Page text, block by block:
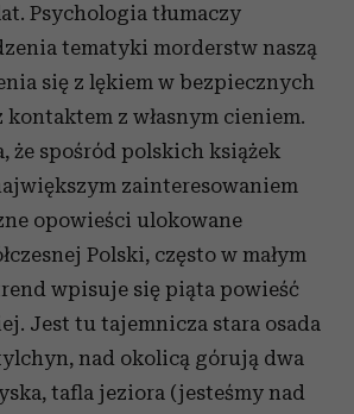
Psychologia tłumaczy
tematyki morderstw naszą
się z lękiem w bezpiecznych
z własnym cieniem.
że spośród polskich książek
zainteresowaniem
opowieści ulokowane
Polski, często w małym
wpisuje się piąta powieść
Jest tu tajemnicza stara osada
nad okolicą górują dwa
tafla jeziora (jesteśmy nad